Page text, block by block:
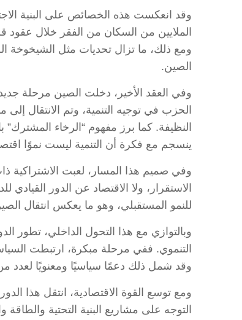
وقد انعكست هذه الخصائص على البنية
الملايين من السكان من الفقر خلال عقود
ومع ذلك، ما تزال تحديات مثل الشيخوخة
الصين.
وفي العقد الأخير، دخلت الصين مرحلة
الحزب في توجيه التنمية، وتم الانتقال إلى
النظيفة. كما برز مفهوم “الرخاء المشترك”
ينسجم مع فكرة أن التنمية ليست نموًا
وفي صميم هذا المسار، لعبت الاشتراكية
الاستقرار، ولا الاقتصاد عن الدور
للنمو المستقبلي، وهو ما يعكس انتقال
وبالتوازي مع هذا التحول الداخلي، تطور
التنموي. ففي مرحلة مبكرة، ارتبطت
وقد شمل ذلك دعمًا سياسيًا ومعنويًا لعدد
ومع توسع القوة الاقتصادية، انتقل هذا
التوجه على مشاريع البنية التحتية